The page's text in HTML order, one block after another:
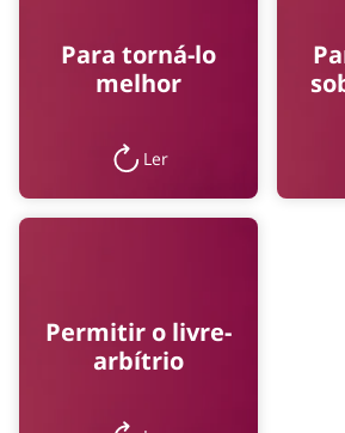
Para torná-lo
melhor
Ler
Permitir o livre-
arbítrio